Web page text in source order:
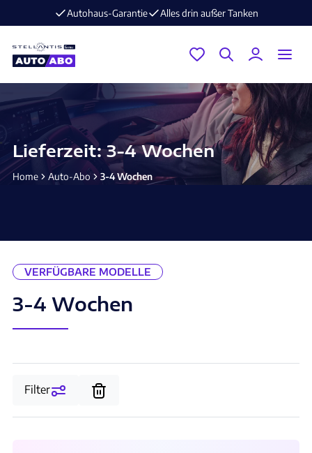
Autohaus-Garantie Alles drin außer Tanken
Lieferzeit: 3-4 Wochen
Home Auto-Abo 3-4 Wochen
VERFÜGBARE MODELLE
3-4 Wochen
Filter